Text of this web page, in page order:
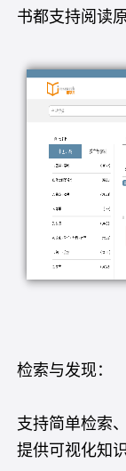
书都支持阅读
检索与发现：
支持简单检索
提供可视化知